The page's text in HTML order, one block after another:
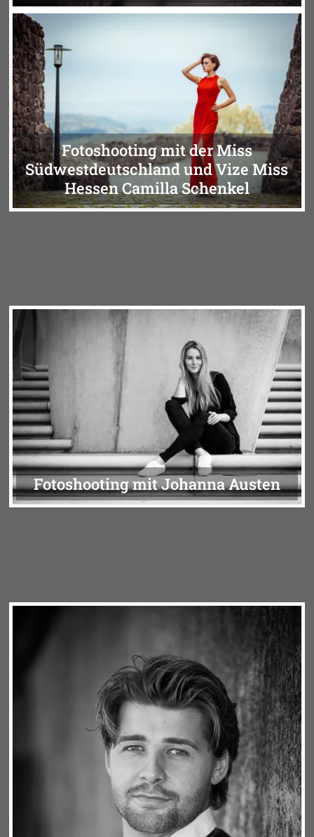
Fotoshooting mit der Miss
Südwestdeutschland und Vize Miss
Hessen Camilla Schenkel
Fotoshooting mit Johanna Austen